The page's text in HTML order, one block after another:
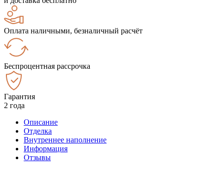
Оплата наличными, безналичный расчёт
Беспроцентная рассрочка
Гарантия
2 года
Описание
Отделка
Внутреннее наполнение
Информация
Отзывы